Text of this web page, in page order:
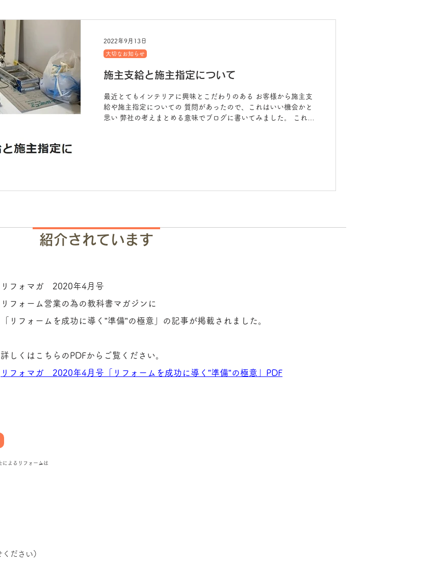
施主支給と施主指定について
最近とてもインテリアに興味とこだわりのある お客様から施主支
給や施主指定についての 質問があったので、これはいい機会かと
思い 弊社の考えまとめる意味でブログに書いてみました。 これだ
大切なお知らせ
2022年9月13日
紹介されています
リフォマガ 2020年4月号
リフォーム営業の為の教科書マガジンに
「リフォームを成功に導く”準備”の極意」の記事が掲載されました。
詳しくはこちらのPDFからご覧ください。
リフォマガ 2020年4月号「リフォームを成功に導く”準備”の極意」PDF
よるリフォームは
ださい）